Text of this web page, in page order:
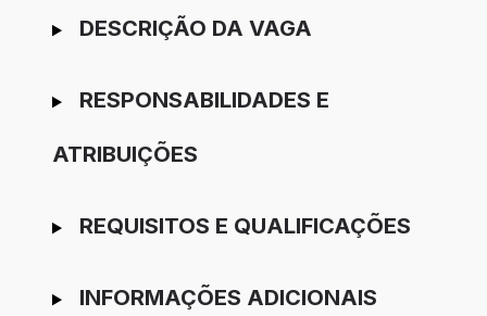
Ir para candidatura
DESCRIÇÃO DA VAGA
RESPONSABILIDADES E
ATRIBUIÇÕES
REQUISITOS E QUALIFICAÇÕES
INFORMAÇÕES ADICIONAIS